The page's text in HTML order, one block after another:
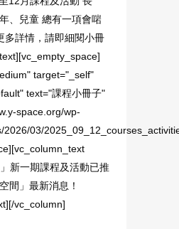
、兒童 總有一項會啱
多詳情，請即細閱小冊
target="_self"
text="課程小冊子"
space.org/wp-
2026/03/
新一期課程及活動已推
間」最新消息！
vc_column]